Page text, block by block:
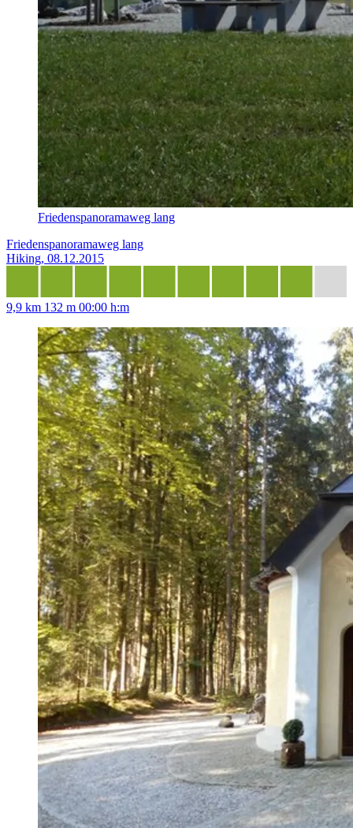
Friedenspanoramaweg lang
Friedenspanoramaweg lang
Hiking, 08.12.2015
9,9 km 132 m 00:00 h:m